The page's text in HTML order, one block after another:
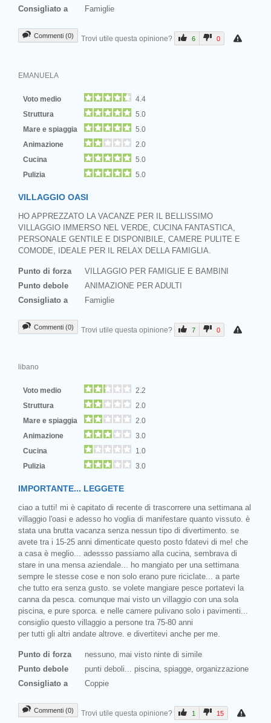
Consigliato a
Famiglie
Commenti (0) Trovi utile questa opinione? 6 0
EMANUELA
Voto medio
4.4
Struttura
5.0
Mare e spiaggia
5.0
Animazione
2.0
Cucina
5.0
Pulizia
5.0
VILLAGGIO OASI
HO APPREZZATO LA VACANZE PER IL BELLISSIMO
VILLAGGIO IMMERSO NEL VERDE, CUCINA FANTASTICA,
PERSONALE GENTILE E DISPONIBILE, CAMERE PULITE E
COMODE, IDEALE PER IL RELAX DELLA FAMIGLIA.
Punto di forza
VILLAGGIO PER FAMIGLIE E BAMBINI
Punto debole
ANIMAZIONE PER ADULTI
Consigliato a
Famiglie
Commenti (0) Trovi utile questa opinione? 7 0
libano
Voto medio
2.2
Struttura
2.0
Mare e spiaggia
2.0
Animazione
3.0
Cucina
1.0
Pulizia
3.0
IMPORTANTE... LEGGETE
ciao a tutti! mi è capitato di recente di trascorrere una settimana al
villaggio l'oasi e adesso ho voglia di manifestare quanto vissuto. è
stata una brutta vacanza senza nessun tipo di divertimento. se
avete tra i 15-25 anni dimenticate questo posto fdatevi di me! che
a casa è meglio... adessso passiamo alla cucina, sembrava di
stare in una mensa aziendale... ho mangiato per una settimana
sempre le stesse cose e non solo erano pure riciclate... a parte
che tutto era senza gusto. se volete mangiare pesce portatevi la
canna da pesca. comunque mai visto un villaggio con una sola
piscina, e pure sporca. e nelle camere pulivano solo i pavimenti...
consiglio questo villaggio a persone tra 75-80 anni
per tutti gli altri andate altrove. e divertitevi anche per me.
Punto di forza
nessuno, mai visto ninte di simile
Punto debole
punti deboli... piscina, spiagge, organizzazione
Consigliato a
Coppie
Commenti (0) Trovi utile questa opinione? 1 15